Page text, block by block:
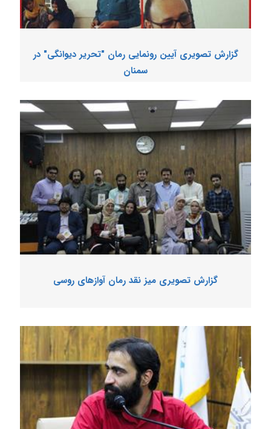
گزارش تصویری آیین رونمایی رمان "تحریر دیوانگی" در
سمنان
گزارش تصویری میز نقد رمان آوازهای روسی